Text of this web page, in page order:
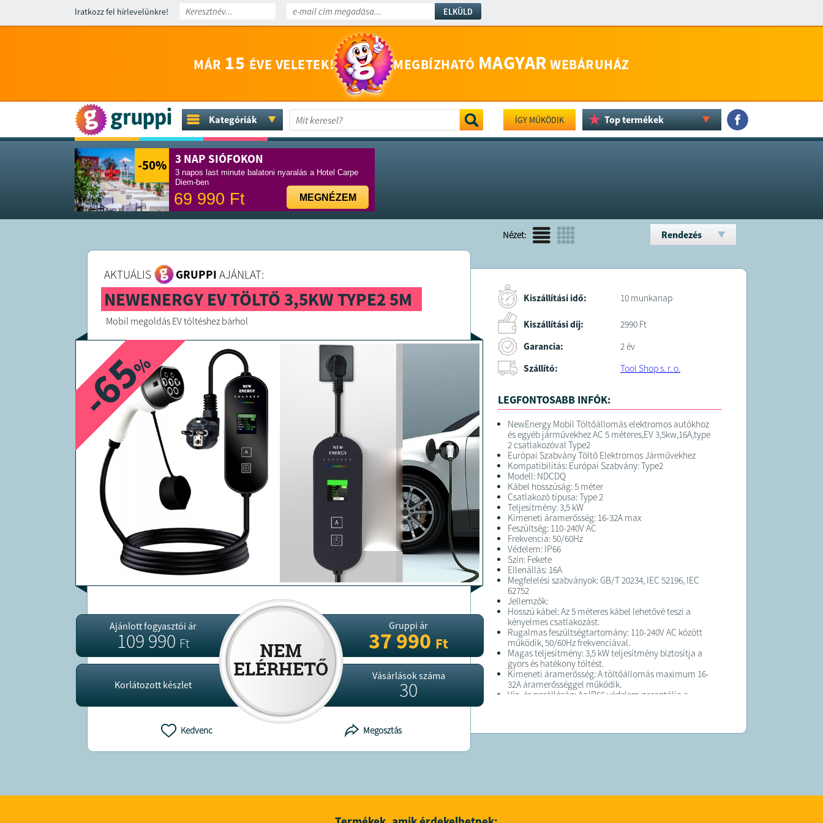
Iratkozz fel hírlevelünkre! ELKÜLD
MÁR 15 ÉVE VELETEK! MEGBÍZHATÓ MAGYAR WEBÁRUHÁZ
Kategóriák ÍGY MŰKÖDIK Top termékek
-50% 3 NAP SIÓFOKON
3 napos last minute balatoni nyaralás a Hotel Carpe
Diem-ben
69 990 Ft MEGNÉZEM
Nézet: Rendezés
AKTUÁLIS GRUPPI AJÁNLAT:
NEWENERGY EV TÖLTŐ 3,5KW TYPE2 5M
Mobil megoldás EV töltéshez bárhol
-65
%
Ajánlott fogyasztói ár
109 990Ft
Korlátozott készlet
Gruppi ár
37 990Ft
Vásárlások száma
30
Kedvenc Megosztás
Kiszállítási idő: 10 munkanap
Kiszállítási díj:
2990 Ft
Garancia:
2 év
Szállító:
Tool Shop s. r. o.
LEGFONTOSABB INFÓK:
NewEnergy Mobil Töltőállomás elektromos autókhoz
és egyéb járművekhez AC 5 méteres,EV 3,5kw,16A,type
2 csatlakozóval Type2
Európai Szabvány Töltő Elektromos Járművekhez
Kompatibilitás: Európai Szabvány: Type2
Modell: NDCDQ
Kábel hosszúság: 5 méter
Csatlakozó típusa: Type 2
Teljesítmény: 3,5 kW
Kimeneti áramerősség: 16-32A max
Feszültség: 110-240V AC
Frekvencia: 50/60Hz
Védelem: IP66
Szín: Fekete
Ellenállás: 16A
Megfelelési szabványok: GB/T 20234, IEC 52196, IEC
62752
Jellemzők:
Hosszú kábel: Az 5 méteres kábel lehetővé teszi a
kényelmes csatlakozást.
Rugalmas feszültségtartomány: 110-240V AC között
működik, 50/60Hz frekvenciával.
Magas teljesítmény: 3,5 kW teljesítmény biztosítja a
gyors és hatékony töltést.
Kimeneti áramerősség: A töltőállomás maximum 16-
32A áramerősséggel működik.
Víz- és porállóság: Az IP66 védelem garantálja a
GB/T 20234, IEC 52196, és IEC 62752 szabványoknak,
A hosszú kábel és a Type 2 csatlakozó kompatibilitás